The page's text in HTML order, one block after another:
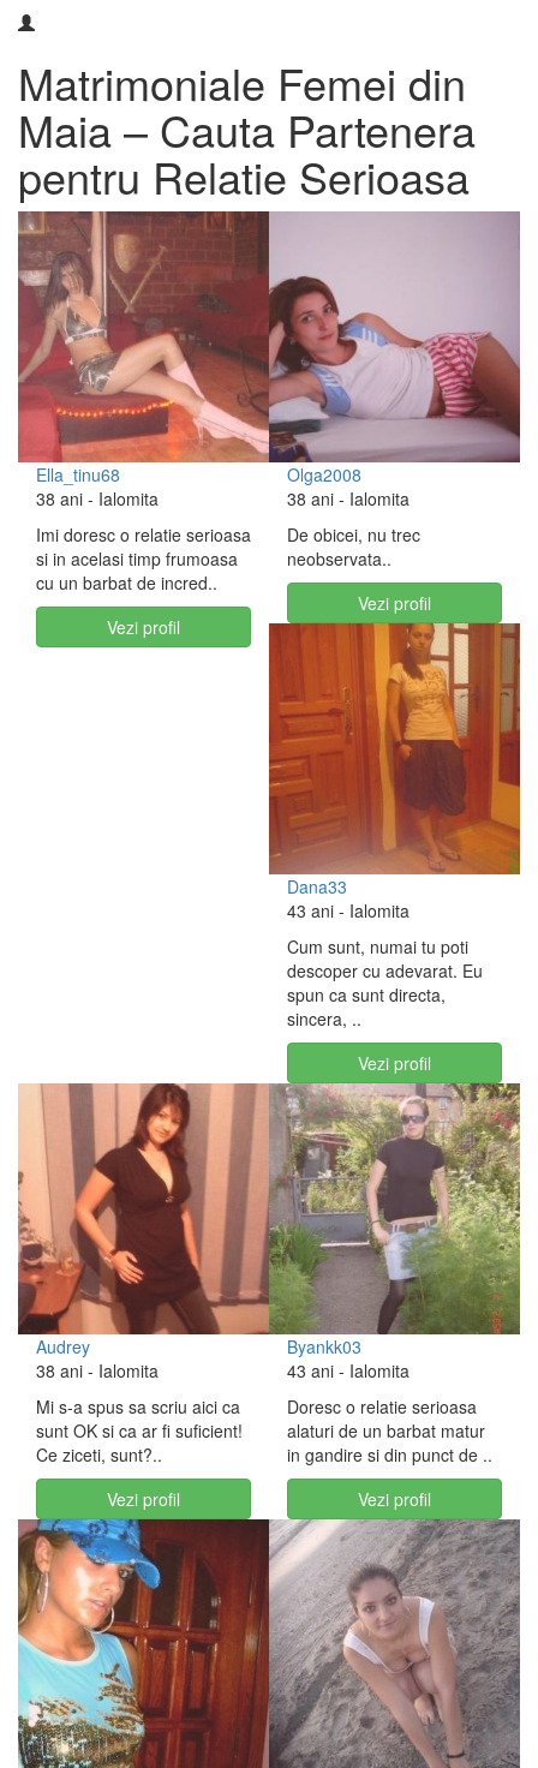
Matrimoniale Femei din
Maia – Cauta Partenera
pentru Relatie Serioasa
Ella_tinu68
38 ani - Ialomita
Imi doresc o relatie serioasa
si in acelasi timp frumoasa
cu un barbat de incred..
Vezi profil
Olga2008
38 ani - Ialomita
De obicei, nu trec
neobservata..
Vezi profil
Dana33
43 ani - Ialomita
Cum sunt, numai tu poti
descoper cu adevarat. Eu
spun ca sunt directa,
sincera, ..
Vezi profil
Audrey
38 ani - Ialomita
Mi s-a spus sa scriu aici ca
sunt OK si ca ar fi suficient!
Ce ziceti, sunt?..
Vezi profil
Byankk03
43 ani - Ialomita
Doresc o relatie serioasa
alaturi de un barbat matur
in gandire si din punct de ..
Vezi profil